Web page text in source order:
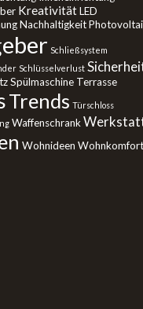
KreativitätLED
Nachhaltigkeit
Schließsystem
Schlüsselverlust
Spülmaschine Terrasse
Trends Türschloss
Waffenschrank
Wohnideen Wohnkomfort